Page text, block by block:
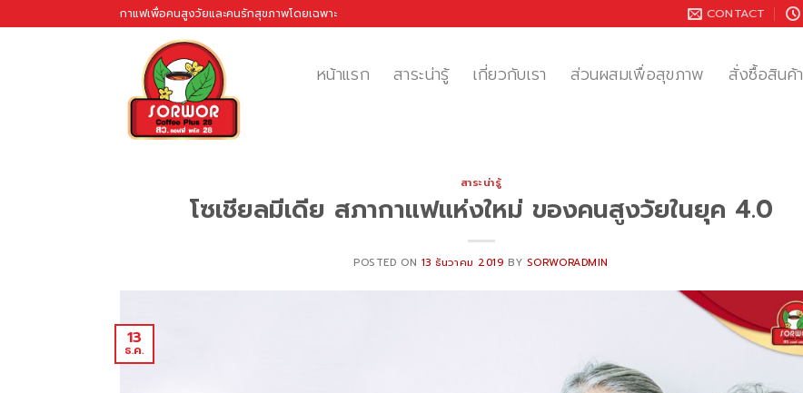
to
กาแฟเพื่อคนสูงวัยและคนรักสุขภาพโดยเฉพาะ CONTACT
หน้าแรก สาระน่ารู้ เกี่ยวกับเรา ส่วนผสมเพื่อสุขภาพ สั่งซื้อสินค้า
สาระน่ารู้
โซเชียลมีเดีย สภากาแฟแห่งใหม่ ของคนสูงวัยในยุค 4.0
POSTED ON 13 ธันวาคม 2019 BY SORWORADMIN
13
ธ.ค.